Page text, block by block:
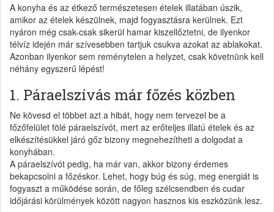
A konyha és az étkező természetesen ételek illatában úszik,
amikor az ételek készülnek, majd fogyasztásra kerülnek. Ezt
nyáron még csak-csak sikerül hamar kiszellőztetni, de ilyenkor
télvíz idején már szívesebben tartjuk csukva azokat az ablakokat.
Azonban ilyenkor sem reménytelen a helyzet, csak követnünk kell
néhány egyszerű lépést!
1. Páraelszívás már főzés közben
Ne kövesd el többet azt a hibát, hogy nem tervezel be a
főzőfelület fölé páraelszívót, mert az erőteljes illatú ételek és az
elkészítésükkel járó gőz bizony megnehezítheti a dolgodat a
konyhában.
A páraelszívót pedig, ha már van, akkor bizony érdemes
bekapcsolni a főzéskor. Lehet, hogy búg és súg, meg energiát is
fogyaszt a működése során, de főleg szélcsendben és cudar
időjárási körülmények között nagyon hasznos kis eszközünk lesz.